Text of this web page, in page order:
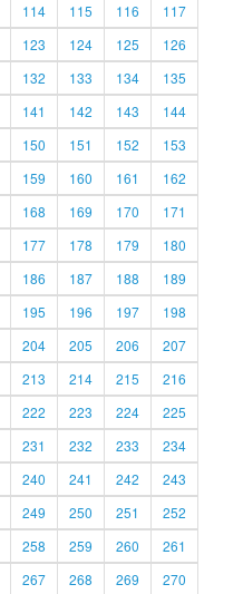
114 115 116
117
123 124 125
126
132 133 134
135
141 142 143
144
150 151 152
153
159 160 161
162
168 169 170
171
177 178 179
180
186 187 188
189
195 196 197
198
204 205 206
207
213 214 215
216
222 223 224
225
231 232 233
234
240 241 242
243
249 250 251
252
258 259 260
261
267 268 269 270